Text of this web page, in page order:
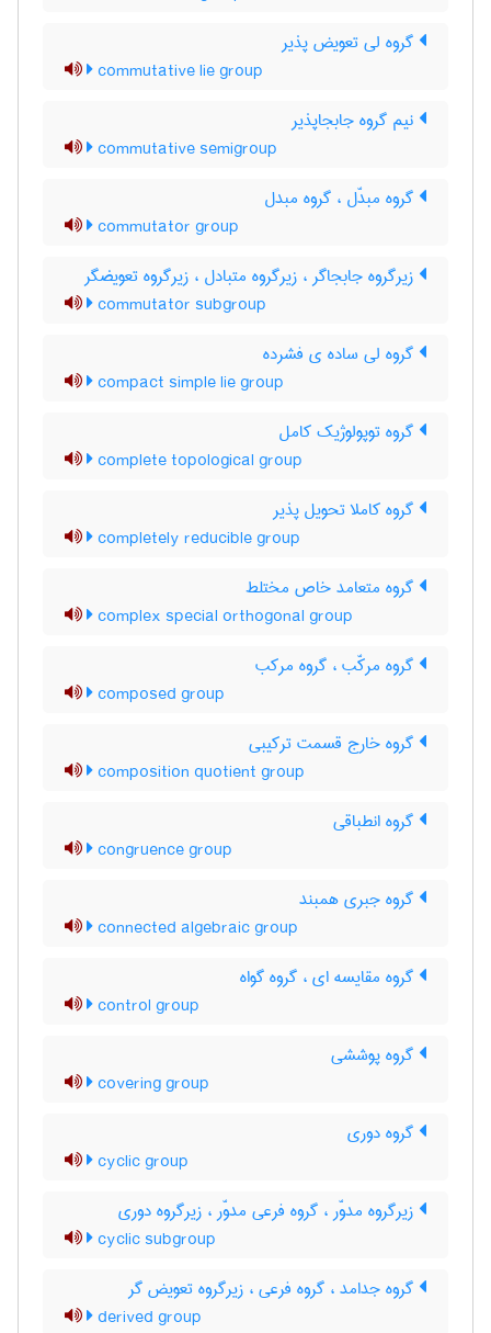
گروه لی تعویض پذیر
commutative lie group
نیم گروه جابجاپذیر
commutative semigroup
گروه مبدّل ، گروه مبدل
commutator group
زیرگروه جابجاگر ، زیرگروه متبادل ، زیرگروه تعویضگر
commutator subgroup
گروه لی ساده ی فشرده
compact simple lie group
گروه توپولوژیک کامل
complete topological group
گروه کاملا تحویل پذیر
completely reducible group
گروه متعامد خاص مختلط
complex special orthogonal group
گروه مرکّب ، گروه مرکب
composed group
گروه خارج قسمت ترکیبی
composition quotient group
گروه انطباقی
congruence group
گروه جبری همبند
connected algebraic group
گروه مقایسه ای ، گروه گواه
control group
گروه پوششی
covering group
گروه دوری
cyclic group
زیرگروه مدوّر ، گروه فرعی مدوّر ، زیرگروه دوری
cyclic subgroup
گروه جدامد ، گروه فرعی ، زیرگروه تعویض گر
derived group